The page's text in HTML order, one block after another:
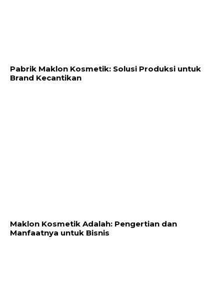
Pabrik Maklon Kosmetik: Solusi Produksi untuk
Brand Kecantikan
Maklon Kosmetik Adalah: Pengertian dan
Manfaatnya untuk Bisnis